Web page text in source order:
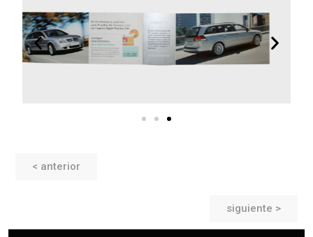
< anterior
siguiente >